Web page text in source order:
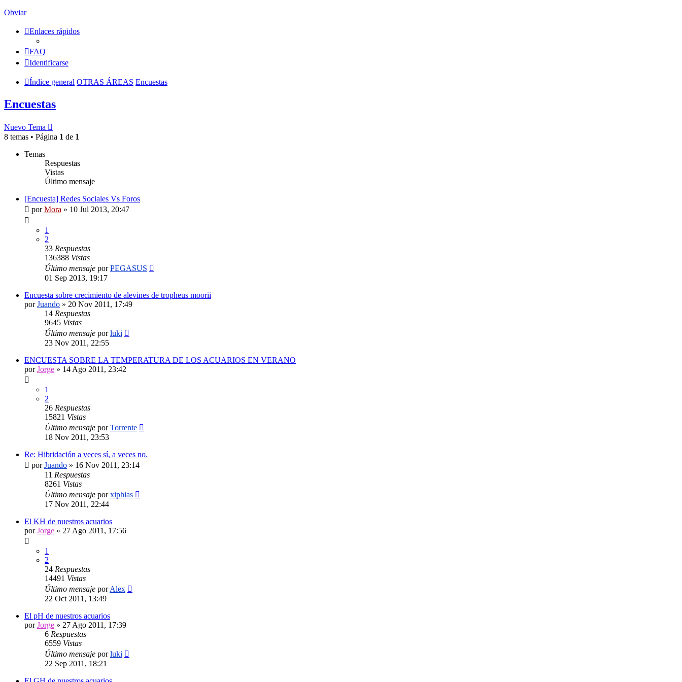
Obviar
Enlaces rápidos
FAQ
Identificarse
Índice general OTRAS ÁREAS Encuestas
Encuestas
Nuevo Tema
8 temas • Página 1 de 1
Temas
Respuestas
Vistas
Último mensaje
[Encuesta] Redes Sociales Vs Foros
porMora » 10 Jul 2013, 20:47
1
2
33 Respuestas
136388 Vistas
Último mensaje porPEGASUS
01 Sep 2013, 19:17
Encuesta sobre crecimiento de alevines de tropheus moorii
porJuando » 20 Nov 2011, 17:49
14 Respuestas
9645 Vistas
Último mensaje porluki
23 Nov 2011, 22:55
ENCUESTA SOBRE LA TEMPERATURA DE LOS ACUARIOS EN VERANO
porJorge » 14 Ago 2011, 23:42
1
2
26 Respuestas
15821 Vistas
Último mensaje porTorrente
18 Nov 2011, 23:53
Re: Hibridación a veces sí, a veces no.
porJuando » 16 Nov 2011, 23:14
11 Respuestas
8261 Vistas
Último mensaje porxiphias
17 Nov 2011, 22:44
El KH de nuestros acuarios
porJorge » 27 Ago 2011, 17:56
1
2
24 Respuestas
14491 Vistas
Último mensaje porAlex
22 Oct 2011, 13:49
El pH de nuestros acuarios
porJorge » 27 Ago 2011, 17:39
6 Respuestas
6559 Vistas
Último mensaje porluki
22 Sep 2011, 18:21